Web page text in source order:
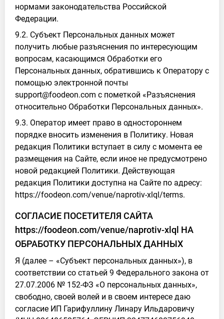
нормами законодательства Российской
Федерации.
9.2. Субъект Персональных данных может
получить любые разъяснения по интересующим
вопросам, касающимся Обработки его
Персональных данных, обратившись к Оператору с
помощью электронной почты
support@foodeon.com с пометкой «Разъяснения
относительно Обработки Персональных данных».
9.3. Оператор имеет право в одностороннем
порядке вносить изменения в Политику. Новая
редакция Политики вступает в силу с момента ее
размещения на Сайте, если иное не предусмотрено
новой редакцией Политики. Действующая
редакция Политики доступна на Сайте по адресу:
https://foodeon.com/venue/naprotiv-xlql/terms.
СОГЛАСИЕ ПОСЕТИТЕЛЯ САЙТА
https://foodeon.com/venue/naprotiv-xlql НА
ОБРАБОТКУ ПЕРСОНАЛЬНЫХ ДАННЫХ
Я (далее – «Субъект персональных данных»), в
соответствии со статьей 9 Федерального закона от
27.07.2006 № 152-ФЗ «О персональных данных»,
свободно, своей волей и в своем интересе даю
согласие ИП Гарифуллину Линару Ильдаровичу